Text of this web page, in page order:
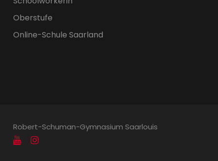
Oberstufe
Online-Schule Saarland
Robert-Schuman-Gymnasium Saarlouis